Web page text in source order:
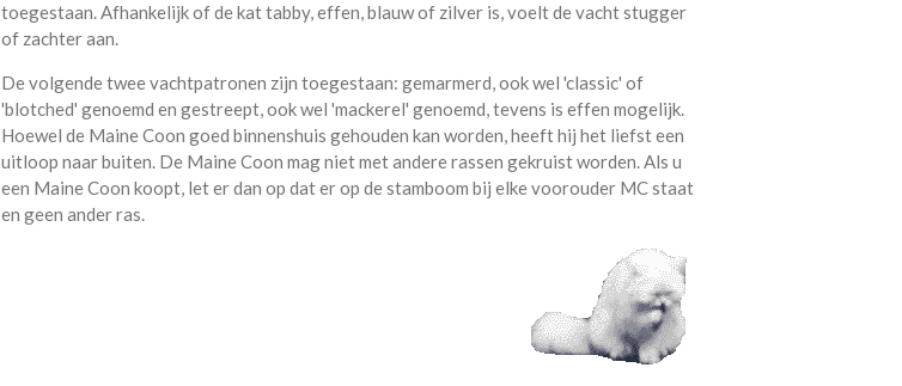
toegestaan. Afhankelijk of de kat tabby, effen, blauw of zilver is, voelt de vacht stugger
of zachter aan.
De volgende twee vachtpatronen zijn toegestaan: gemarmerd, ook wel 'classic' of
'blotched' genoemd en gestreept, ook wel 'mackerel' genoemd, tevens is effen mogelijk.
Hoewel de Maine Coon goed binnenshuis gehouden kan worden, heeft hij het liefst een
uitloop naar buiten. De Maine Coon mag niet met andere rassen gekruist worden. Als u
een Maine Coon koopt, let er dan op dat er op de stamboom bij elke voorouder MC staat
en geen ander ras.